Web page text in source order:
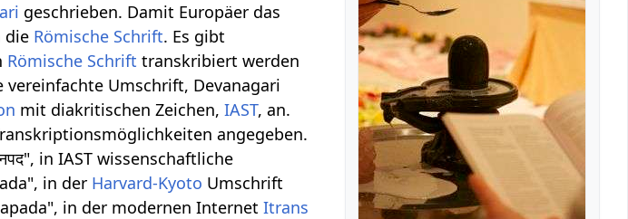
geschrieben. Damit Europäer das
die Römische Schrift. Es gibt
Römische Schrift transkribiert werden
Umschrift, Devanagari
mit diakritischen Zeichen,IAST, an.
angegeben.
in IAST wissenschaftliche
in der Harvard-Kyoto Umschrift
in der modernen InternetItrans